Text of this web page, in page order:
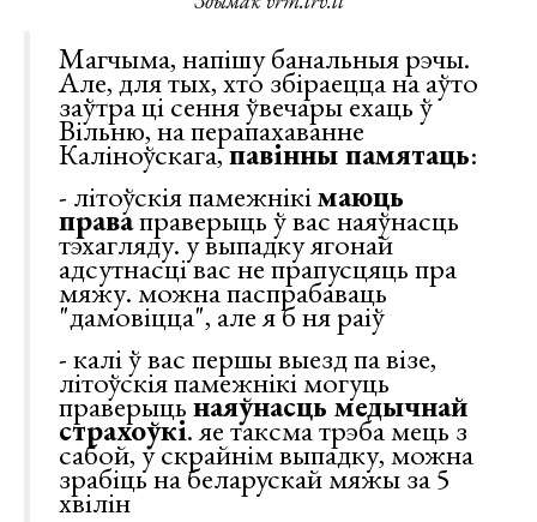
Магчыма, напішу банальныя рэчы.
Але, для тых, хто збіраецца на аўто
заўтра ці сення ўвечары ехаць ў
Вільню, на перапахаванне
Каліноўскага,павінны памятаць:
- літоўскія памежнікімаюць
праваправерыць ў вас наяўнасць
тэхагляду. у выпадку ягонай
адсутнасці вас не прапусцяць пра
мяжу. можна паспрабаваць
"дамовіцца", але я б ня раіў
- калі ў вас першы выезд па візе,
літоўскія памежнікі могуць
праверыцьнаяўнасць медычнай
страхоўкі. яе таксма трэба мець з
сабой, у скрайнім выпадку, можна
зрабіць на беларускай мяжы за 5
хвілін